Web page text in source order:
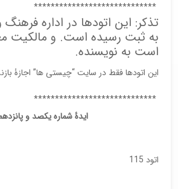
*****************************
تذکر: این اتودها در اداره
به ثبت رسیده است. و مالکیت
است به نویسنده.
این اتودها فقط در سایت “چیستی ها” اجازۀ
*****************************
ایدۀ شماره یکصد و
اتود 115